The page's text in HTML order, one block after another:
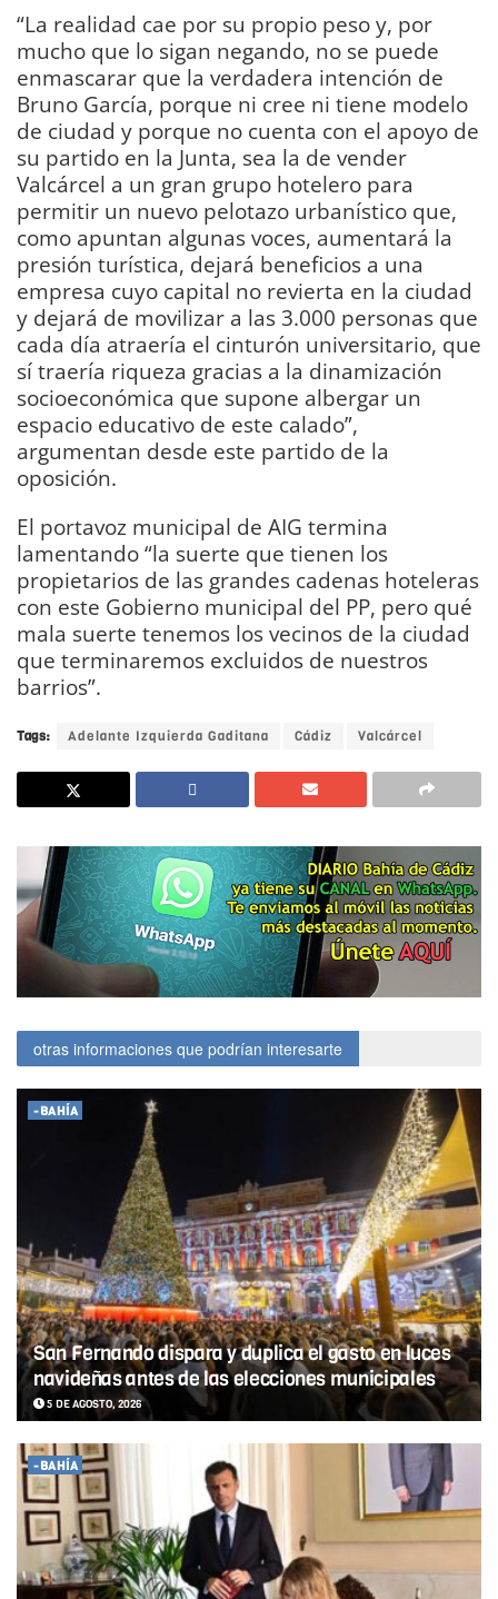
“La realidad cae por su propio peso y, por
mucho que lo sigan negando, no se puede
enmascarar que la verdadera intención de
Bruno García, porque ni cree ni tiene modelo
de ciudad y porque no cuenta con el apoyo de
su partido en la Junta, sea la de vender
Valcárcel a un gran grupo hotelero para
permitir un nuevo pelotazo urbanístico que,
como apuntan algunas voces, aumentará la
presión turística, dejará beneficios a una
empresa cuyo capital no revierta en la ciudad
y dejará de movilizar a las 3.000 personas que
cada día atraería el cinturón universitario, que
sí traería riqueza gracias a la dinamización
socioeconómica que supone albergar un
espacio educativo de este calado”,
argumentan desde este partido de la
oposición.
El portavoz municipal de AIG termina
lamentando “la suerte que tienen los
propietarios de las grandes cadenas hoteleras
con este Gobierno municipal del PP, pero qué
mala suerte tenemos los vecinos de la ciudad
que terminaremos excluidos de nuestros
barrios”.
Tags: Adelante Izquierda Gaditana Cádiz Valcárcel
otras informaciones que podrían interesarte
-BAHÍA
San Fernando dispara y duplica el gasto en luces
navideñas antes de las elecciones municipales
5 DE AGOSTO, 2026
-BAHÍA